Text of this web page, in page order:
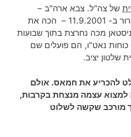
של צה"ל. צבא ארה"ב –
בתגובה למתקפת הטרור ב- 11.9.2001 – הכה את
מכה נחרצת בתוך שבועות
נאט"ו, הם פועלים שם
שלטון יציב.
להכריע את חמאס. אולם
למצוא עצמה מנצחת בקרבות,
מורכב שקשה לשלוט